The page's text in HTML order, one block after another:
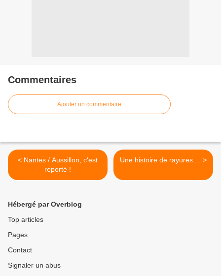
Commentaires
Ajouter un commentaire
< Nantes / Aussillon, c'est
reporté !
Une histoire de rayures ... >
Hébergé par Overblog
Top articles
Pages
Contact
Signaler un abus